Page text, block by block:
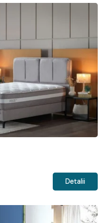
Detalii